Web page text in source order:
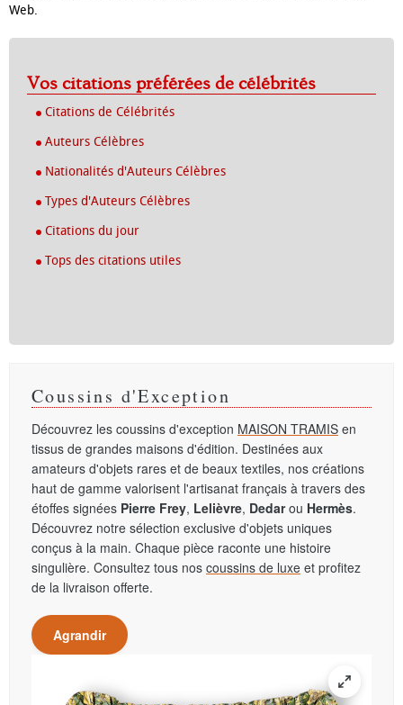
Web.
Vos citations préférées de célébrités
Citations de Célébrités
Auteurs Célèbres
Nationalités d'Auteurs Célèbres
Types d'Auteurs Célèbres
Citations du jour
Tops des citations utiles
Coussins d'Exception
Découvrez les coussins d'exception MAISON TRAMIS en
tissus de grandes maisons d'édition. Destinées aux
amateurs d'objets rares et de beaux textiles, nos créations
haut de gamme valorisent l'artisanat français à travers des
étoffes signées Pierre Frey, Lelièvre, Dedarou Hermès.
Découvrez notre sélection exclusive d'objets uniques
conçus à la main. Chaque pièce raconte une histoire
singulière. Consultez tous nos coussins de luxe et profitez
de la livraison offerte.
Agrandir